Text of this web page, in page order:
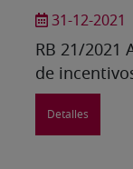
31-12-2021
RB 21/2021
de
Detalles